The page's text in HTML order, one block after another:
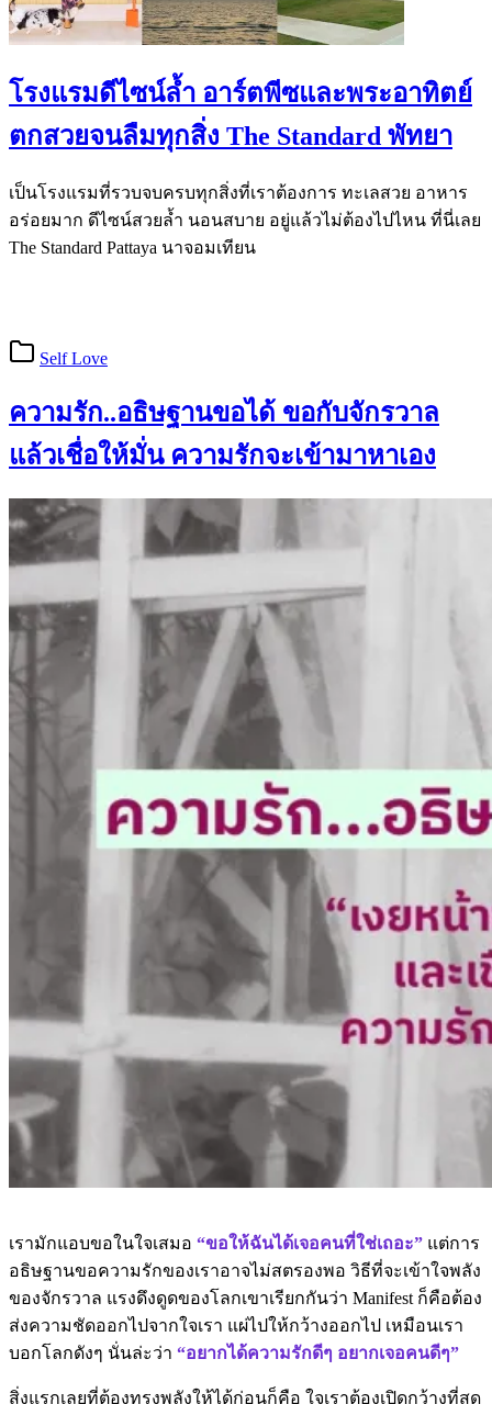
โรงแรมดีไซน์ล้ำ อาร์ตพีซและพระอาทิตย์
ตกสวยจนลืมทุกสิ่ง The Standard พัทยา
เป็นโรงแรมที่รวบจบครบทุกสิ่งที่เราต้องการ ทะเลสวย อาหาร
อร่อยมาก ดีไซน์สวยล้ำ นอนสบาย อยู่แล้วไม่ต้องไปไหน ที่นี่เลย
The Standard Pattaya นาจอมเทียน
Self Love
ความรัก..อธิษฐานขอได้ ขอกับจักรวาล
แล้วเชื่อให้มั่น ความรักจะเข้ามาหาเอง
เรามักแอบขอในใจเสมอ “ขอให้ฉันได้เจอคนที่ใช่เถอะ” แต่การ
อธิษฐานขอความรักของเราอาจไม่สตรองพอ วิธีที่จะเข้าใจพลัง
ของจักรวาล แรงดึงดูดของโลกเขาเรียกกันว่า Manifest ก็คือต้อง
ส่งความชัดออกไปจากใจเรา แผ่ไปให้กว้างออกไป เหมือนเรา
บอกโลกดังๆ นั่นล่ะว่า “อยากได้ความรักดีๆ อยากเจอคนดีๆ”
สิ่งแรกเลยที่ต้องทรงพลังให้ได้ก่อนก็คือ ใจเราต้องเปิดกว้างที่สุด